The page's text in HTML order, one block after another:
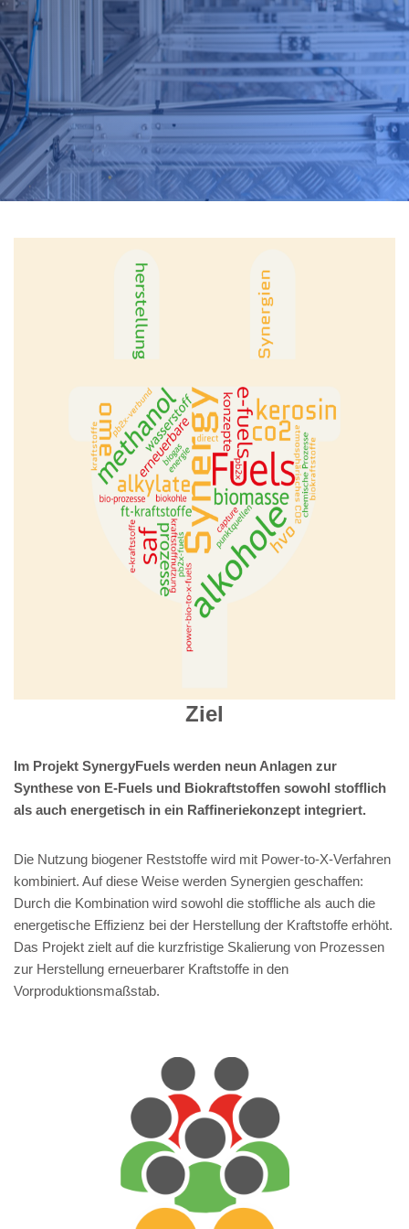
Ziel
Im Projekt SynergyFuels werden neun Anlagen zur
Synthese von E-Fuels und Biokraftstoffen sowohl stofflich
als auch energetisch in ein Raffineriekonzept integriert.
Die Nutzung biogener Reststoffe wird mit Power-to-X-Verfahren
kombiniert. Auf diese Weise werden Synergien geschaffen:
Durch die Kombination wird sowohl die stoffliche als auch die
energetische Effizienz bei der Herstellung der Kraftstoffe erhöht.
Das Projekt zielt auf die kurzfristige Skalierung von Prozessen
zur Herstellung erneuerbarer Kraftstoffe in den
Vorproduktionsmaßstab.